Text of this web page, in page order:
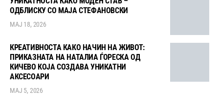
ОДБЛИСКУ СО МАЈА СТЕФАНОВСКИ
МАЈ 18, 2026
КРЕАТИВНОСТА КАКО НАЧИН НА ЖИВОТ:
ПРИКАЗНАТА НА НАТАЛИА ЃОРЕСКА ОД
КИЧЕВО КОЈА СОЗДАВА УНИКАТНИ
АКСЕСОАРИ
МАЈ 5, 2026